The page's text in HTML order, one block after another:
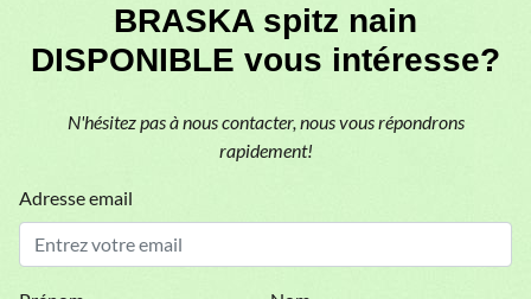
BRASKA spitz nain
DISPONIBLE vous intéresse?
N'hésitez pas à nous contacter, nous vous répondrons
rapidement!
Adresse email